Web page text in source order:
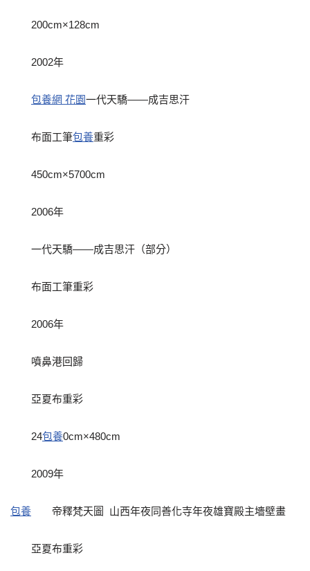
200cm×128cm
2002年
包養網 花園一代天驕——成吉思汗
布面工筆包養重彩
450cm×5700cm
2006年
一代天驕——成吉思汗（部分）
布面工筆重彩
2006年
噴鼻港回歸
亞夏布重彩
24包養0cm×480cm
2009年
包養 帝釋梵天圖 山西年夜同善化寺年夜雄寶殿主墻壁畫
亞夏布重彩